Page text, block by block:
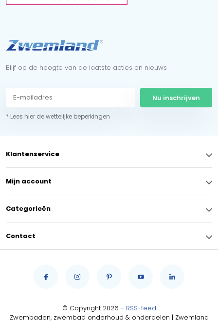
Blijf op de hoogte van de laatste acties en nieuws
Nu inschrijven
* Lees hier de wettelijke beperkingen
Klantenservice
Mijn account
Categorieën
Contact
© Copyright 2026 - RSS-feed
Zwembaden, zwembad onderhoud & onderdelen | Zwemland